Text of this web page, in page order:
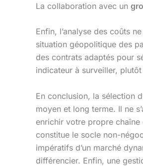
La collaboration avec un
Enfin, l’analyse des coûts
situation géopolitique des
des contrats adaptés pour
indicateur à surveiller,
En conclusion, la sélection
moyen et long terme. Il ne
enrichir votre propre chaîne
constitue le socle non-
impératifs d’un marché
différencier. Enfin, une